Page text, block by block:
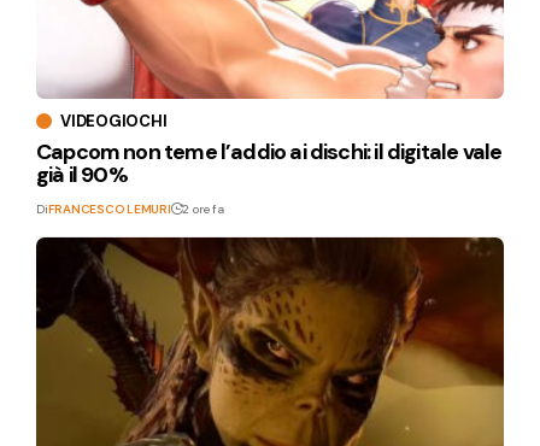
VIDEOGIOCHI
Capcom non teme l’addio ai dischi: il digitale vale
già il 90%
DiFRANCESCO LEMURI 2 ore fa